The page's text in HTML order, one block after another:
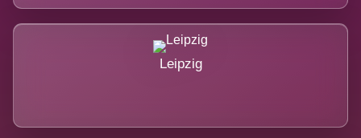
Leipzig